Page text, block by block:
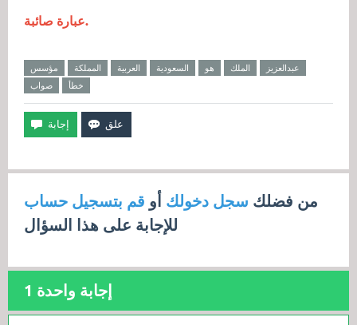
عبارة صائبة.
مؤسس المملكة العربية السعودية هو الملك
عبدالعزيز
صواب
خطأ
من فضلك سجل دخولك أو قم بتسجيل حساب
للإجابة على هذا السؤال
1 إجابة واحدة